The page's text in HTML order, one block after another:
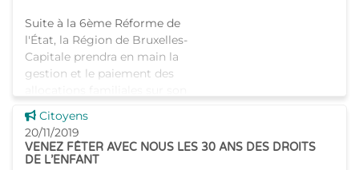
Suite à la 6ème Réforme de
l'État, la Région de Bruxelles-
Capitale prendra en main la
gestion et le paiement des
territoire dès le 1er janvier
2020. À cette date,
Voir cette news
Citoyens
20/11/2019
VENEZ FÊTER AVEC NOUS LES 30 ANS DES DROITS
DE L’ENFANT